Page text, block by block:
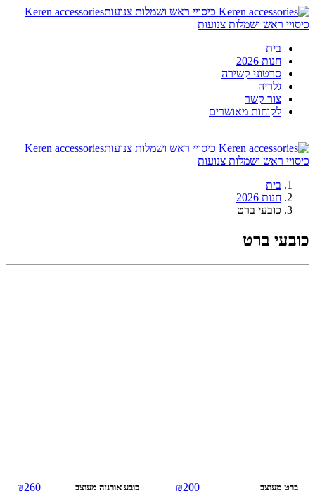
Keren accessories
כיסויי ראש ושמלות צנועות
בית
חנות 2026
סרטוני קשירה
גלריה
צור קשר
לקוחות מאושרים
Keren accessories
כיסויי ראש ושמלות צנועות
בית
חנות 2026
כובעי ברט
כובעי ברט
ברט מעוצב ₪200 כובע אורנזה מעוצב ₪260